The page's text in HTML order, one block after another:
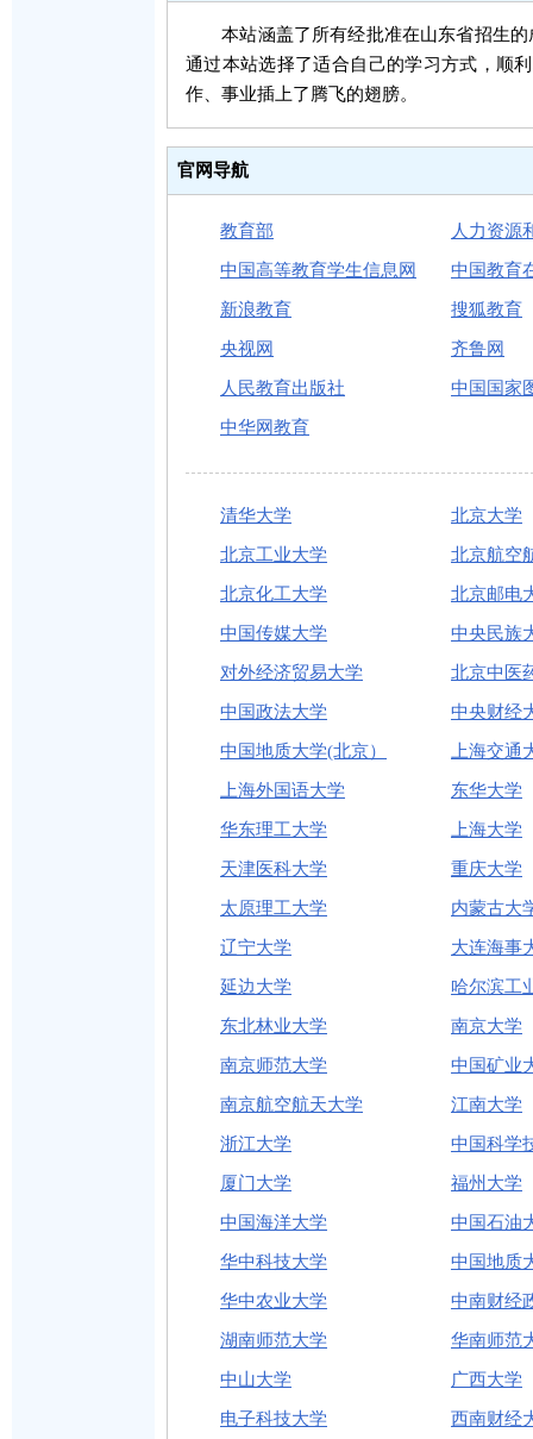
本站涵盖了所有经批准在山东省招生的
通过本站选择了适合自己的学习方式，顺
作、事业插上了腾飞的翅膀。
官网导航
教育部 人力资源
中国高等教育学生信息网 中国教育
新浪教育 搜狐教育
央视网 齐鲁网
人民教育出版社 中国国家
中华网教育
清华大学 北京大学
北京工业大学 北京航空
北京化工大学 北京邮电
中国传媒大学 中央民族
对外经济贸易大学 北京中医
中国政法大学 中央财经
中国地质大学(北京） 上海交通
上海外国语大学 东华大学
华东理工大学 上海大学
天津医科大学 重庆大学
太原理工大学 内蒙古大
辽宁大学 大连海事
延边大学 哈尔滨工
东北林业大学 南京大学
南京师范大学 中国矿业
南京航空航天大学 江南大学
浙江大学 中国科学
厦门大学 福州大学
中国海洋大学 中国石油
华中科技大学 中国地质
华中农业大学 中南财经
湖南师范大学 华南师范
中山大学 广西大学
电子科技大学 西南财经